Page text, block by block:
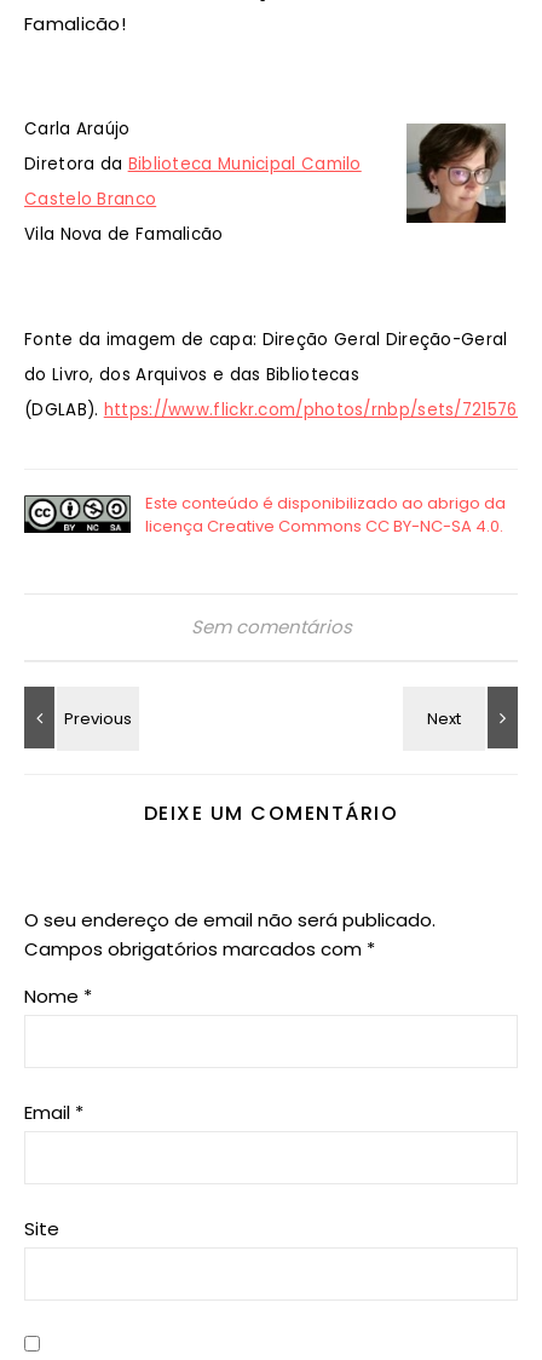
Famalicão!
Carla Araújo
Diretora da Biblioteca Municipal Camilo
Castelo Branco
Vila Nova de Famalicão
Fonte da imagem de capa: Direção Geral Direção-Geral
do Livro, dos Arquivos e das Bibliotecas
(DGLAB). https://www.flickr.com/photos/rnbp/sets/
Sem comentários
DEIXE UM COMENTÁRIO
O seu endereço de email não será publicado.
Campos obrigatórios marcados com *
Nome *
Email *
Site